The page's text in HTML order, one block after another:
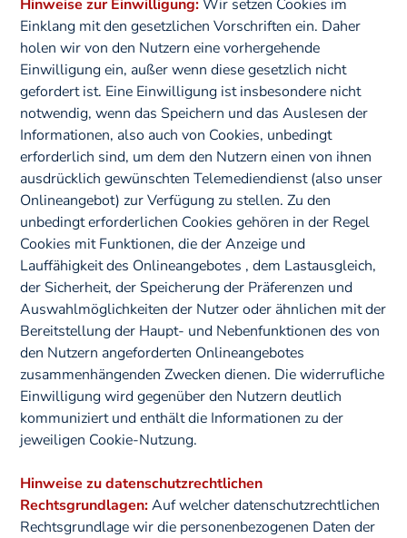
Hinweise zur Einwilligung: Wir setzen Cookies im
Einklang mit den gesetzlichen Vorschriften ein. Daher
holen wir von den Nutzern eine vorhergehende
Einwilligung ein, außer wenn diese gesetzlich nicht
gefordert ist. Eine Einwilligung ist insbesondere nicht
notwendig, wenn das Speichern und das Auslesen der
Informationen, also auch von Cookies, unbedingt
erforderlich sind, um dem den Nutzern einen von ihnen
ausdrücklich gewünschten Telemediendienst (also unser
Onlineangebot) zur Verfügung zu stellen. Zu den
unbedingt erforderlichen Cookies gehören in der Regel
Cookies mit Funktionen, die der Anzeige und
Lauffähigkeit des Onlineangebotes , dem Lastausgleich,
der Sicherheit, der Speicherung der Präferenzen und
Auswahlmöglichkeiten der Nutzer oder ähnlichen mit der
Bereitstellung der Haupt- und Nebenfunktionen des von
den Nutzern angeforderten Onlineangebotes
zusammenhängenden Zwecken dienen. Die widerrufliche
Einwilligung wird gegenüber den Nutzern deutlich
kommuniziert und enthält die Informationen zu der
jeweiligen Cookie-Nutzung.
Hinweise zu datenschutzrechtlichen
Rechtsgrundlagen:Auf welcher datenschutzrechtlichen
Rechtsgrundlage wir die personenbezogenen Daten der